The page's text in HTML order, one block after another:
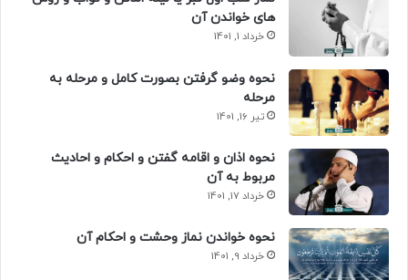
های خواندن آن
خرداد 1, 1401
نحوه وضو گرفتن بصورت کامل و مرحله به
مرحله
تیر 16, 1401
نحوه اذان و اقامه گفتن و احکام و احادیث
مربوط به آن
خرداد 17, 1401
نحوه خواندن نماز وحشت و احکام آن
خرداد 9, 1401